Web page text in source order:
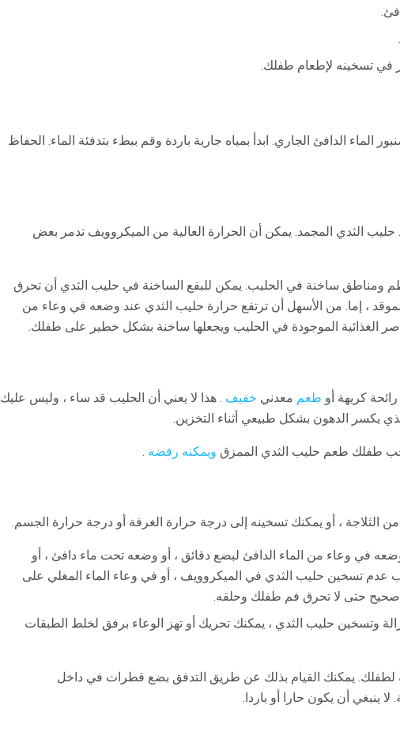
في تسخينه لإطعام طفلك.
الدافئ الجاري. ابدأ بمياه جارية باردة وقم ببطء بتدفئة الماء. الحفاظ
الثدي المجمد. يمكن أن الحرارة العالية من الميكروويف تدمر بعض
ومناطق ساخنة في الحليب. يمكن للبقع الساخنة في حليب الثدي أن تحرق
، إما. من الأسهل أن ترتفع حرارة حليب الثدي عند وضعه في وعاء من
الغذائية الموجودة في الحليب ويجعلها ساخنة بشكل خطير على طفلك.
كريهة أو طعم معدني خفيف . هذا لا يعني أن الحليب قد ساء ، وليس عليك
يكسر الدهون بشكل طبيعي أثناء التخزين.
طفلك طعم حليب الثدي الممزق ويمكنه رفضه .
، أو يمكنك تسخينه إلى درجة حرارة الغرفة أو درجة حرارة الجسم.
في وعاء من الماء الدافئ لبضع دقائق ، أو وضعه تحت ماء دافئ ، أو
عدم تسخين حليب الثدي في الميكروويف ، أو في وعاء الماء المغلي على
صحيح حتى لا تحرق فم طفلك وحلقه.
وتسخين حليب الثدي ، يمكنك تحريك أو تهز الوعاء برفق لخلط الطبقات
لطفلك. يمكنك القيام بذلك عن طريق التدفق بضع قطرات في داخل
أن يكون حارا أو باردا.